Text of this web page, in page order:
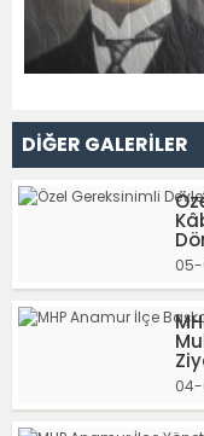
DİĞER GALERİLER